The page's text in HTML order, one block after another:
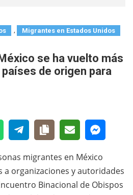
, Migrantes en Estados Unidos
se ha vuelto más
de origen para
migrantes en México
a organizaciones y autoridades
Binacional de Obispos